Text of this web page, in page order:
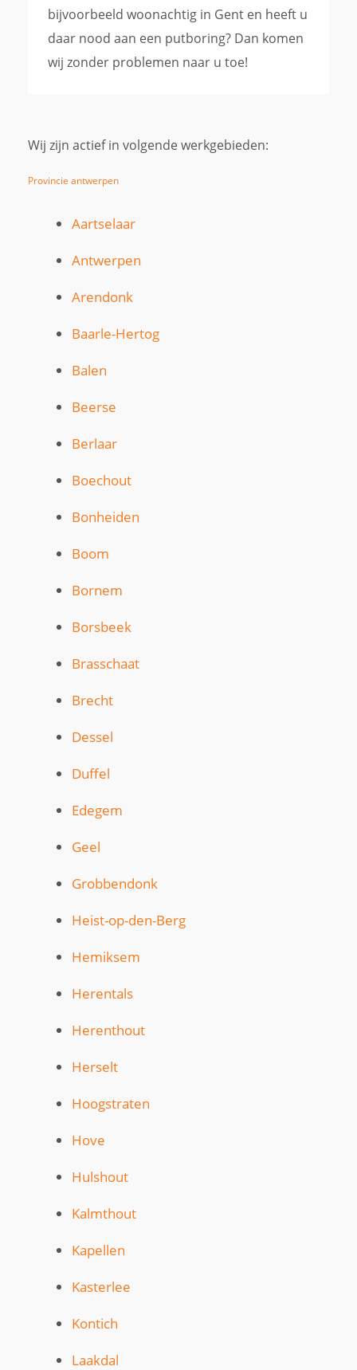
bijvoorbeeld woonachtig in Gent en heeft u
daar nood aan een putboring? Dan komen
wij zonder problemen naar u toe!
Wij zijn actief in volgende werkgebieden:
Provincie antwerpen
Aartselaar
Antwerpen
Arendonk
Baarle-Hertog
Balen
Beerse
Berlaar
Boechout
Bonheiden
Boom
Bornem
Borsbeek
Brasschaat
Brecht
Dessel
Duffel
Edegem
Geel
Grobbendonk
Heist-op-den-Berg
Hemiksem
Herentals
Herenthout
Herselt
Hoogstraten
Hove
Hulshout
Kalmthout
Kapellen
Kasterlee
Kontich
Laakdal